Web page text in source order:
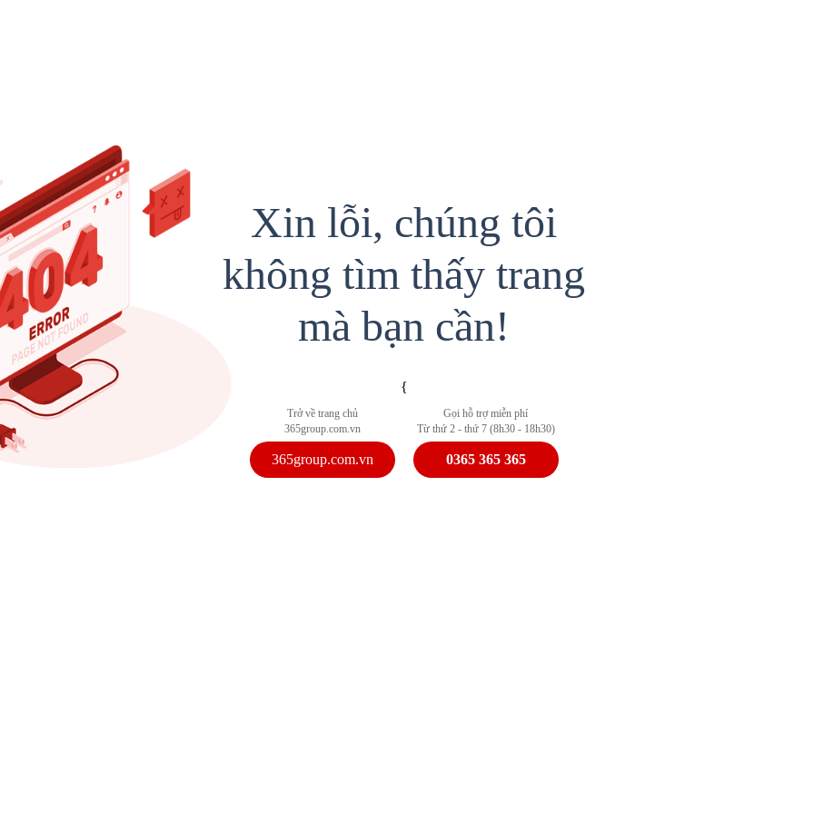
Xin lỗi, chúng tôi
không tìm thấy trang
mà bạn cần!
{
Trở về trang chủ
365group.com.vn
365group.com.vn
Gọi hỗ trợ miễn phí
Từ thứ 2 - thứ 7 (8h30 - 18h30)
0365 365 365